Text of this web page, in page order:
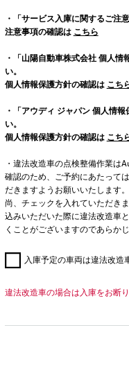
・「サービス入庫に関するご注
注意事項の確認は こちら
・「山陽自動車株式会社 個人
い。
個人情報保護方針の確認は こち
・「アウディ ジャパン 個人情
い。
個人情報保護方針の確認は こち
・違法改造車の点検整備作業は
確認のため、ご予約にあたって
だきますようお願いいたします。
尚、チェックを入れていただき
込みいただいた際に違法改造車
くことがございますのであらか
入庫予定の車両は違法改造
違法改造車の場合は入庫をお断